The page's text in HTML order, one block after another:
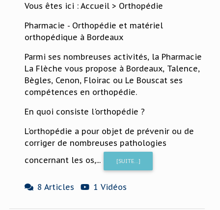
Vous êtes ici : Accueil > Orthopédie
Pharmacie - Orthopédie et matériel
orthopédique à Bordeaux
Parmi ses nombreuses activités, la Pharmacie
La Flèche vous propose à Bordeaux, Talence,
Bègles, Cenon, Floirac ou Le Bouscat ses
compétences en orthopédie.
En quoi consiste l'orthopédie ?
L'orthopédie a pour objet de prévenir ou de
corriger de nombreuses pathologies
concernant les os,...
[SUITE...]
8 Articles 1 Vidéos